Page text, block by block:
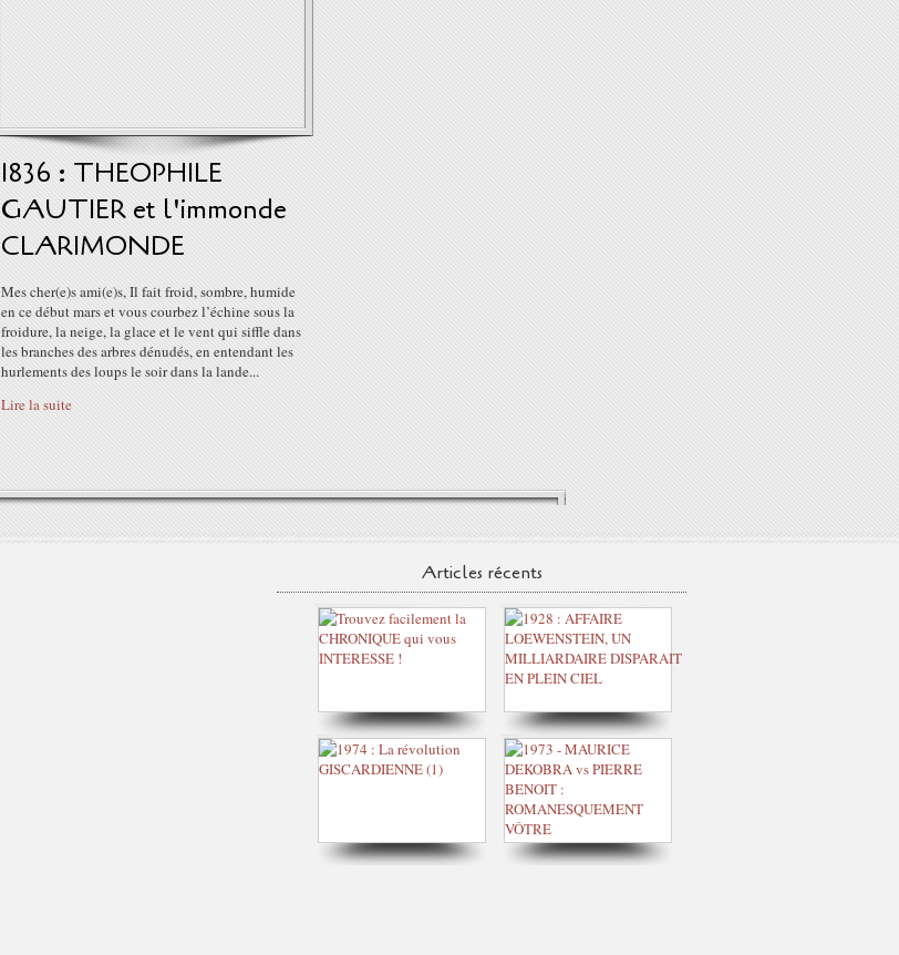
1836 : THEOPHILE
GAUTIER et l'immonde
CLARIMONDE
Mes cher(e)s ami(e)s, Il fait froid, sombre, humide
en ce début mars et vous courbez l’échine sous la
froidure, la neige, la glace et le vent qui siffle dans
les branches des arbres dénudés, en entendant les
hurlements des loups le soir dans la lande...
Lire la suite
Articles récents